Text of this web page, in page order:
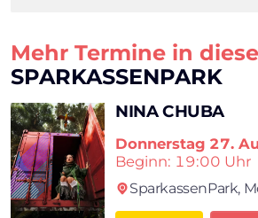
Mehr Termine in
SPARKASSENPARK
NINA CHUBA
Donnerstag 27.
Beginn: 19:00 Uhr
SparkassenPark,